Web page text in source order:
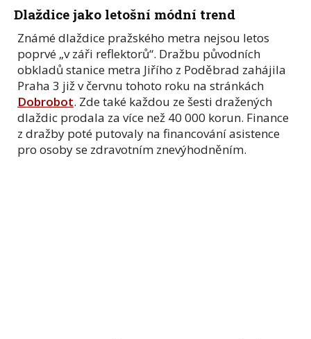
Dlaždice jako letošní módní trend
Známé dlaždice pražského metra nejsou letos
poprvé „v záři reflektorů“. Dražbu původních
obkladů stanice metra Jiřího z Poděbrad zahájila
Praha 3 již v červnu tohoto roku na stránkách
Dobrobot. Zde také každou ze šesti dražených
dlaždic prodala za více než 40 000 korun. Finance
z dražby poté putovaly na financování asistence
pro osoby se zdravotním znevýhodněním.